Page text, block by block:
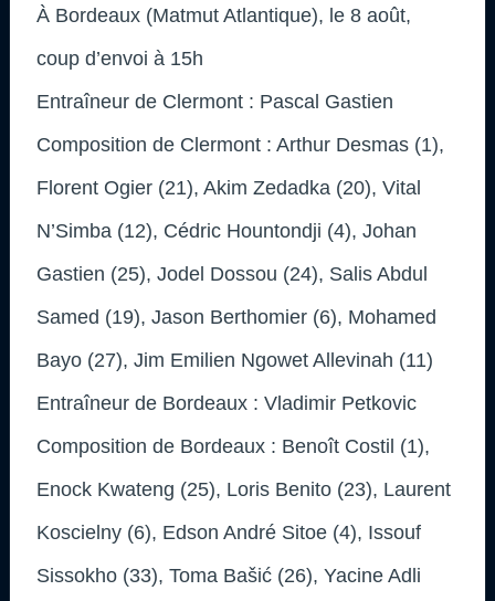
À Bordeaux (Matmut Atlantique), le 8 août,
coup d’envoi à 15h
Entraîneur de Clermont : Pascal Gastien
Composition de Clermont : Arthur Desmas (1),
Florent Ogier (21), Akim Zedadka (20), Vital
N’Simba (12), Cédric Hountondji (4), Johan
Gastien (25), Jodel Dossou (24), Salis Abdul
Samed (19), Jason Berthomier (6), Mohamed
Bayo (27), Jim Emilien Ngowet Allevinah (11)
Entraîneur de Bordeaux : Vladimir Petkovic
Composition de Bordeaux : Benoît Costil (1),
Enock Kwateng (25), Loris Benito (23), Laurent
Koscielny (6), Edson André Sitoe (4), Issouf
Sissokho (33), Toma Bašić (26), Yacine Adli